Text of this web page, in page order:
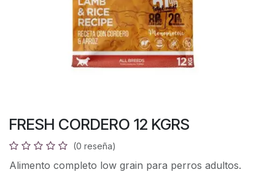
FRESH CORDERO 12 KGRS
(0 reseña)
Alimento completo low grain para perros adultos.